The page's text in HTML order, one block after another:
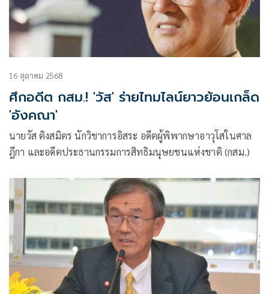
16 ตุลาคม 2568
ศึกอดีต กสม.! 'วัส' ร่ายไทมไลน์ยาวย้อนเกล็ด
'อังคณา'
นายวัส ติงสมิตร นักวิชาการอิสระ อดีตผู้พิพากษาอาวุโสในศาล
ฎีกา และอดีตประธานกรรมการสิทธิมนุษยชนแห่งชาติ (กสม.)